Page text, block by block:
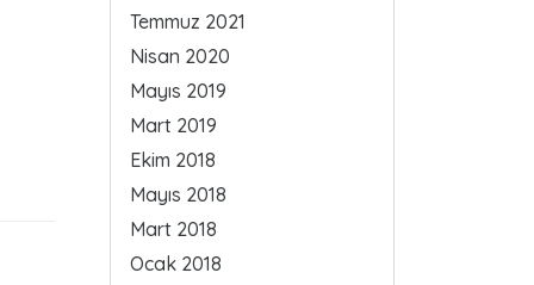
Temmuz 2021
Nisan 2020
Mayıs 2019
Mart 2019
Ekim 2018
Mayıs 2018
Mart 2018
Ocak 2018